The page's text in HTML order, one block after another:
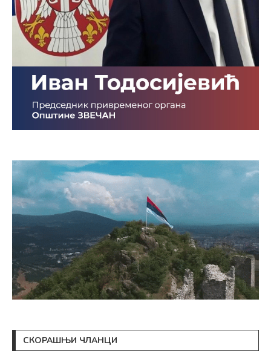
СКОРАШЊИ ЧЛАНЦИ